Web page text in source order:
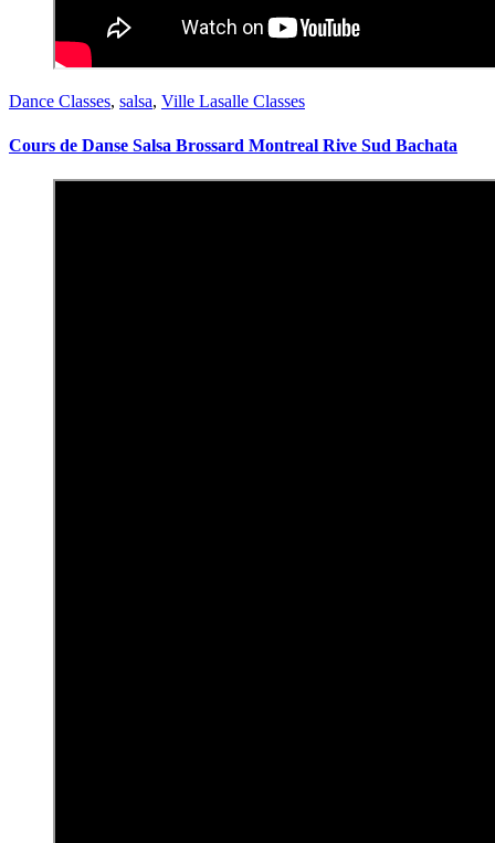
Dance Classes, salsa, Ville Lasalle Classes
Cours de Danse Salsa Brossard Montreal Rive Sud Bachata